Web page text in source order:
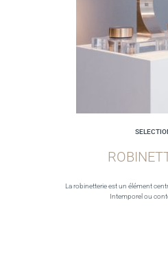
La robinetterie est un élément
Intemporel ou